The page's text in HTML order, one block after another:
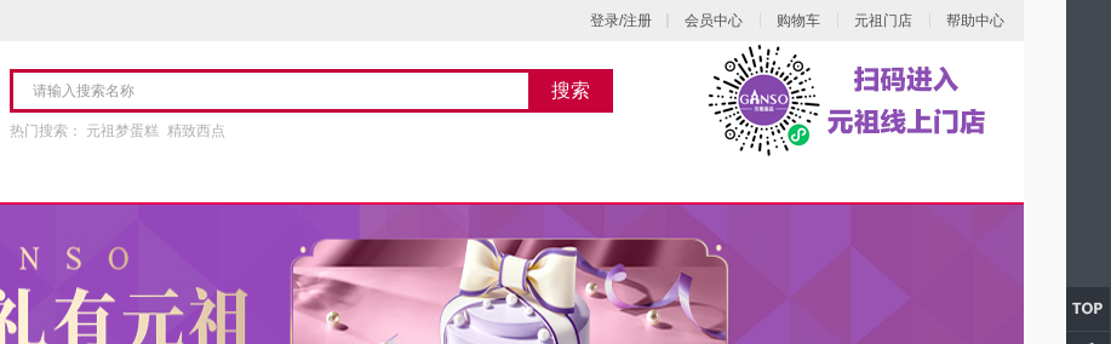
登录/注册 会员中心 购物车 元祖门店 帮助中心
搜索
热门搜索： 元祖梦蛋糕 精致西点